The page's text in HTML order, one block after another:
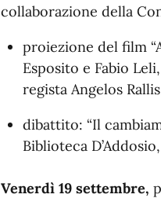
collaborazione della
proiezione del film
Esposito e Fabio
regista Angelos Rallis
dibattito: “Il
Biblioteca
Venerdì 19 settembre,